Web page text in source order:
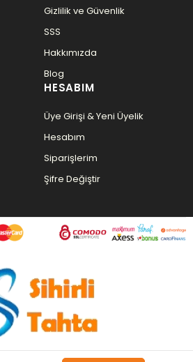
Gizlilik ve Güvenlik
SSS
Hakkımızda
Blog
HESABIM
Üye Girişi & Yeni Üyelik
Hesabım
Siparişlerim
Şifre Değiştir